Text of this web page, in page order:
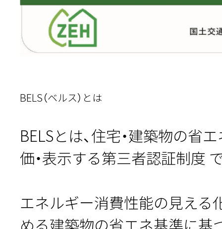
BELS（ベルス）とは
BELSとは、住宅・建築物の省
価・表示する第三者認証制度
エネルギー消費性能の見える